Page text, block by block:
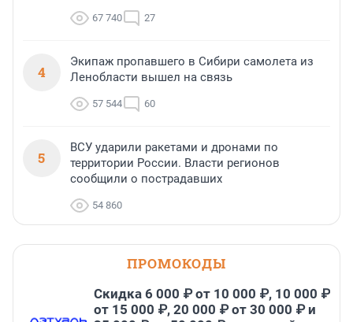
67 740 27
4
Экипаж пропавшего в Сибири самолета из
Ленобласти вышел на связь
57 544 60
5
ВСУ ударили ракетами и дронами по
территории России. Власти регионов
сообщили о пострадавших
54 860
ПРОМОКОДЫ
Скидка 6 000 ₽ от 10 000 ₽, 10 000 ₽
от 15 000 ₽, 20 000 ₽ от 30 000 ₽ и